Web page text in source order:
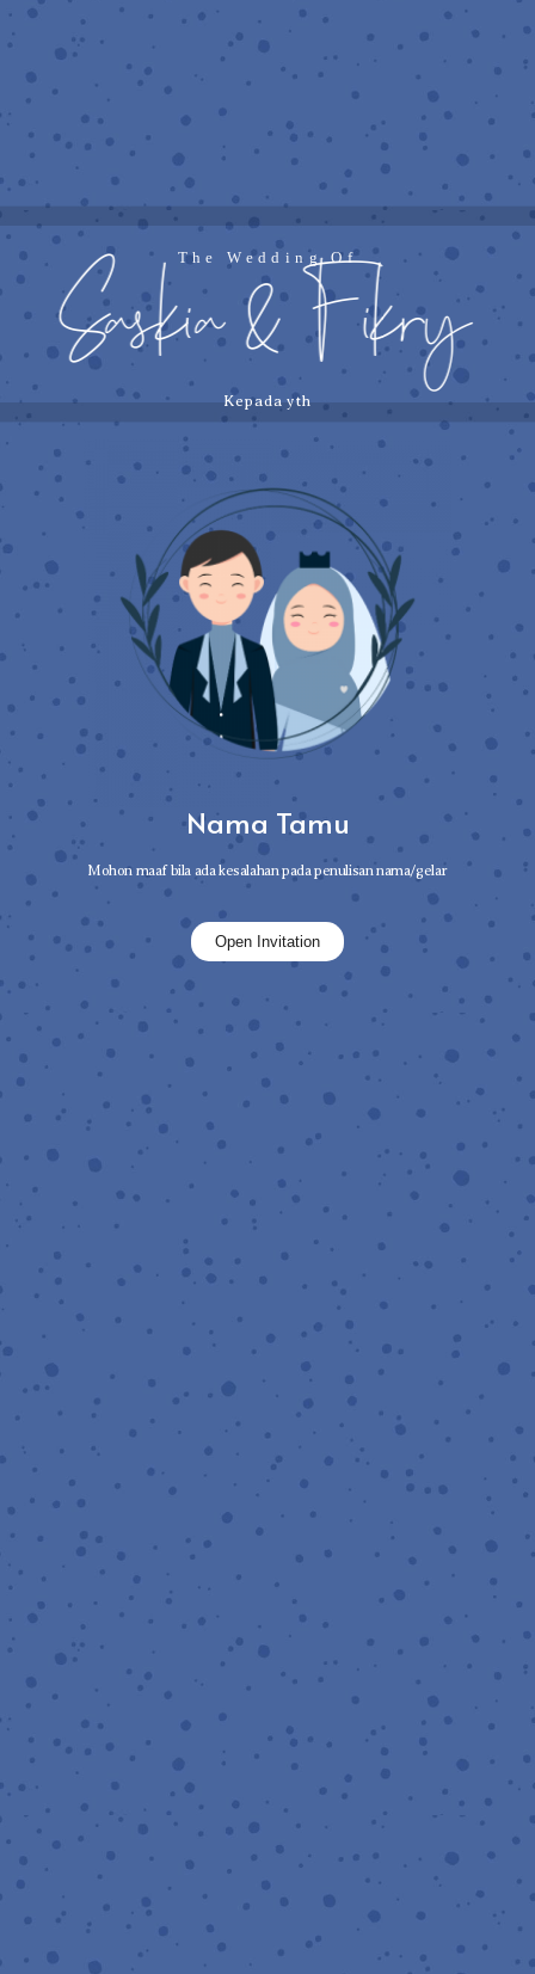
The Wedding Of
Saskia & Fikry
Kepada yth
Nama Tamu
Mohon maaf bila ada kesalahan pada penulisan nama/gelar
Open Invitation